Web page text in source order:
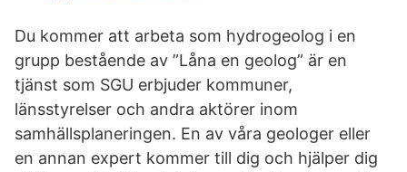
Du kommer att arbeta som hydrogeolog i en
grupp bestående av ”Låna en geolog” är en
tjänst som SGU erbjuder kommuner,
länsstyrelser och andra aktörer inom
samhällsplaneringen. En av våra geologer eller
en annan expert kommer till dig och hjälper dig